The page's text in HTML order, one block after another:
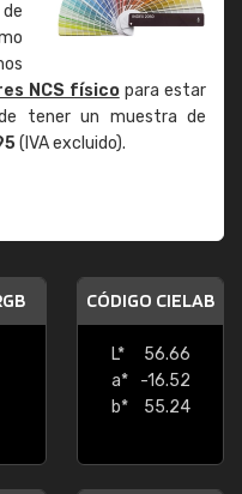
NCS físicopara estar
tener un muestra de
(IVA excluido).
CÓDIGO CIELAB
L*
56.66
a*
-16.52
b*
55.24